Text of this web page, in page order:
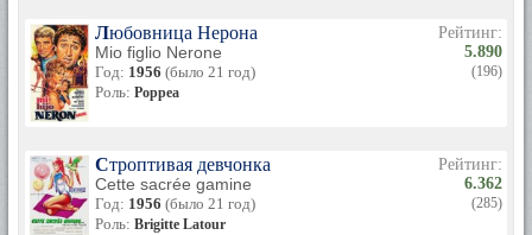
бабка Бардо совсем уж остервенела и возненавидела
людей.
Благодаря Брижит Бардо в мире стало меньше боли -
раньше на французских скотобойнях животные умирали
медленной мучительной смертью. Она боролась с
нее перестали убивать детенышей котиков. Б. Б. спасла
обезьян, которых авиафирмы, испытывая ремни
безопасности, живыми катапультировали в бетонную стену.
Бардо строит приюты для животных, лечит, выхаживает,
Любовница Нерона
Mio figlio Nerone
Год: 1956 (было 21 год)
Роль: Poppea
Рейтинг:
5.890
(196)
Строптивая девчонка
Cette sacrée gamine
Год: 1956 (было 21 год)
Роль: Brigitte Latour
Рейтинг:
6.362
(285)